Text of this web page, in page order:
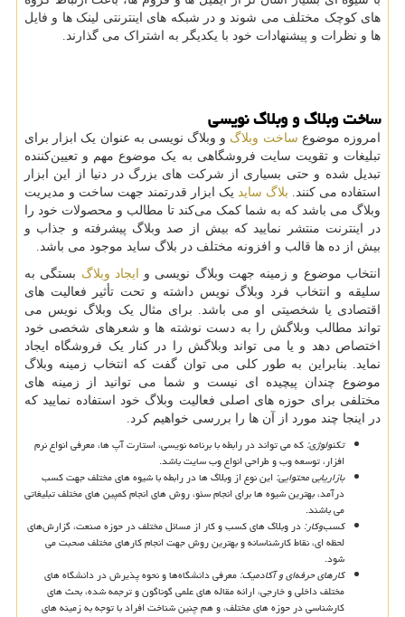
های کوچک مختلف می شوند و در شبکه های اینترنتی لینک ها و فایل
ها و نظرات و پیشنهادات خود با یکدیگر به اشتراک می گذارند.
ساخت وبلاگ و وبلاگ نویسی
امروزه موضوع ساخت وبلاگ و وبلاگ نویسی به عنوان یک ابزار برای
تبلیغات و تقویت سایت فروشگاهی به یک موضوع مهم و تعیین‌کننده
تبدیل شده و حتی بسیاری از شرکت های بزرگ در دنیا از این ابزار
استفاده می کنند. بلاگ ساید یک ابزار قدرتمند جهت ساخت و مدیریت
وبلاگ می باشد که به شما کمک می‌کند تا مطالب و محصولات خود را
در اینترنت منتشر نمایید که بیش از صد وبلاگ پیشرفته و جذاب و
بیش از ده ها قالب و افزونه مختلف در بلاگ ساید موجود می باشد.
انتخاب موضوع و زمینه جهت وبلاگ نویسی و ایجاد وبلاگ بستگی به
سلیقه و انتخاب فرد وبلاگ نویس داشته و تحت تأثیر فعالیت های
اقتصادی یا شخصیتی او می باشد. برای مثال یک وبلاگ نویس می
تواند مطالب وبلاگش را به دست نوشته ها و شعرهای شخصی خود
اختصاص دهد و یا می تواند وبلاگش را در کنار یک فروشگاه ایجاد
نماید. بنابراین به طور کلی می توان گفت که انتخاب زمینه وبلاگ
موضوع چندان پیچیده ای نیست و شما می توانید از زمینه های
مختلفی برای حوزه های اصلی فعالیت وبلاگ خود استفاده نمایید که
در اینجا چند مورد از آن ها را بررسی خواهیم کرد.
تکنولوژی:که می تواند در رابطه با برنامه نویسی، استارت آپ ها، معرفی انواع نرم
افزار، توسعه وب و طراحی انواع وب سایت باشد.
بازاریابی محتوایی:این نوع از وبلاگ ها در رابطه با شیوه های مختلف جهت کسب
درآمد، بهترین شیوه ها برای انجام سئو، روش های انجام کمپین های مختلف تبلیغاتی
می باشند.
کسب‌وکار:در وبلاگ های کسب و کار از مسائل مختلف در حوزه صنعت، گزارش‌های
لحظه ای، نقاط کارشناسانه و بهترین روش جهت انجام کارهای مختلف صحبت می
شود.
کارهای حرفه‌ای و آکادمیک:معرفی دانشگاه‌ها و نحوه پذیرش در دانشگاه های
مختلف داخلی و خارجی، ارائه مقاله های علمی گوناگون و ترجمه شده، بحث های
کارشناسی در حوزه های مختلف، و هم چنین شناخت افراد با توجه به زمینه های